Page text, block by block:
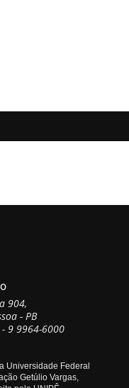
904,
- PB
9 9964-6000
Universidade Federal
Getúlio Vargas,